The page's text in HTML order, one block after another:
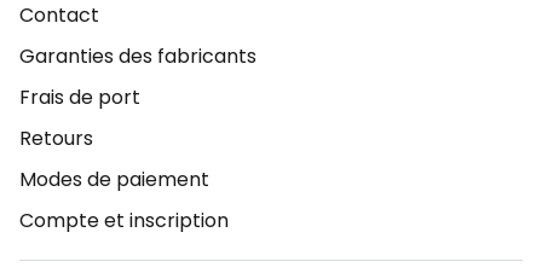
Contact
Garanties des fabricants
Frais de port
Retours
Modes de paiement
Compte et inscription